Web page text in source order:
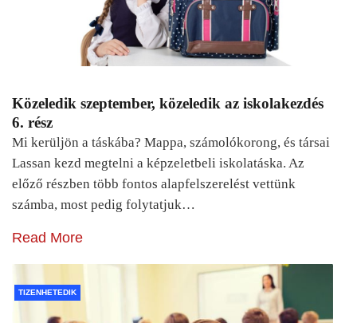
Közeledik szeptember, közeledik az iskolakezdés
6. rész
Mi kerüljön a táskába? Mappa, számolókorong, és társai
Lassan kezd megtelni a képzeletbeli iskolatáska. Az
előző részben több fontos alapfelszerelést vettünk
számba, most pedig folytatjuk…
Read More
TIZENHETEDIK